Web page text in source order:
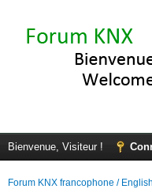
Bienvenue, Visiteur !
Forum KNX francophone /